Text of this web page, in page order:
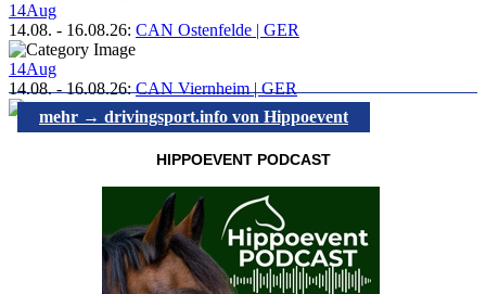
14Aug
14.08. - 16.08.26: CAN Ostenfelde | GER
14Aug
14.08.-16.08.26:CAN Viernheim | GER
mehr → drivingsport.info von Hippoevent
HIPPOEVENT PODCAST